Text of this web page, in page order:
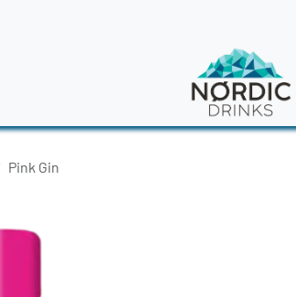
Pink Gin